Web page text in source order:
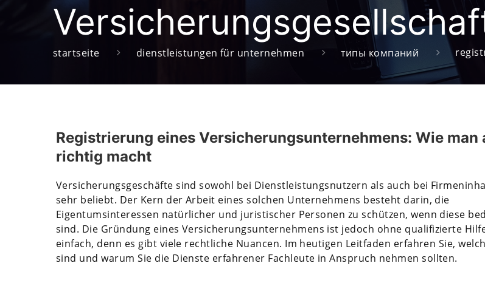
startseite dienstleistungen für unternehmen типы компаний
Registrierung eines Versicherungsunternehmens: Wie man
richtig macht
Versicherungsgeschäfte sind sowohl bei Dienstleistungsnutzern als auch bei
sehr beliebt. Der Kern der Arbeit eines solchen Unternehmens besteht darin, die
Eigentumsinteressen natürlicher und juristischer Personen zu schützen, wenn diese
sind. Die Gründung eines Versicherungsunternehmens ist jedoch ohne qualifizierte
einfach, denn es gibt viele rechtliche Nuancen. Im heutigen Leitfaden erfahren Sie,
sind und warum Sie die Dienste erfahrener Fachleute in Anspruch nehmen sollten.